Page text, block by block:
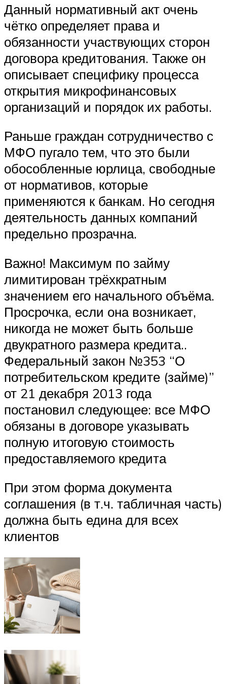
Данный нормативный акт очень
чётко определяет права и
обязанности участвующих сторон
договора кредитования. Также он
описывает специфику процесса
открытия микрофинансовых
организаций и порядок их работы.
Раньше граждан сотрудничество с
МФО пугало тем, что это были
обособленные юрлица, свободные
от нормативов, которые
применяются к банкам. Но сегодня
деятельность данных компаний
предельно прозрачна.
Важно! Максимум по займу
лимитирован трёхкратным
значением его начального объёма.
Просрочка, если она возникает,
никогда не может быть больше
двукратного размера кредита..
Федеральный закон №353 “О
потребительском кредите (займе)”
от 21 декабря 2013 года
постановил следующее: все МФО
обязаны в договоре указывать
полную итоговую стоимость
предоставляемого кредита
При этом форма документа
соглашения (в т.ч. табличная часть)
должна быть едина для всех
клиентов